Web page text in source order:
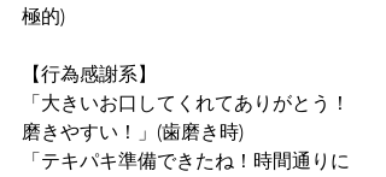
極的)
【行為感謝系】
「大きいお口してくれてありがとう！
磨きやすい！」(歯磨き時)
「テキパキ準備できたね！時間通りに